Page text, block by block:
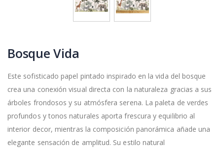
Bosque Vida
Este sofisticado papel pintado inspirado en la vida del bosque
crea una conexión visual directa con la naturaleza gracias a sus
árboles frondosos y su atmósfera serena. La paleta de verdes
profundos y tonos naturales aporta frescura y equilibrio al
interior decor, mientras la composición panorámica añade una
elegante sensación de amplitud. Su estilo natural